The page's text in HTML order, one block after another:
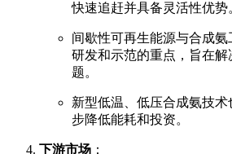
快速追赶并具备灵活性优势
间歇性可再生能源与合成
研发和示范的重点，旨在解
题。
新型低温、低压合成氨技
步降低能耗和投资。
下游市场 ：